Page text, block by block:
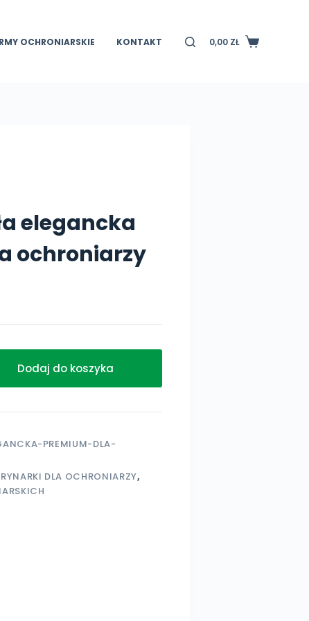
OCHRONIARSKIE KONTAKT Koszyk
0,00 ZŁ
elegancka
ochroniarzy
Dodaj do koszyka
PREMIUM-DLA-
DLA OCHRONIARZY,